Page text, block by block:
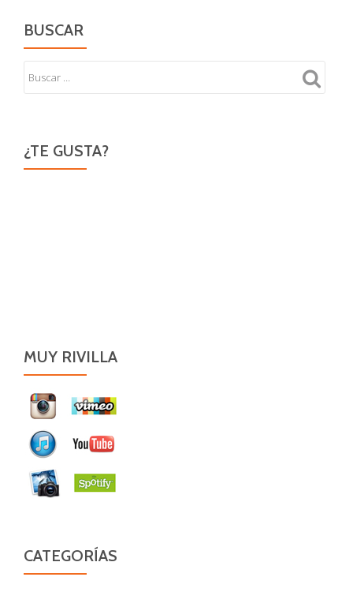
My
Skin
BUSCAR
¿TE GUSTA?
MUY RIVILLA
CATEGORÍAS